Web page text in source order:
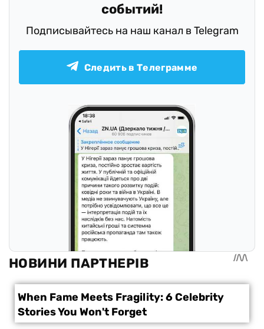
событий!
Подписывайтесь на наш канал в Telegram
Следить в Телеграмме